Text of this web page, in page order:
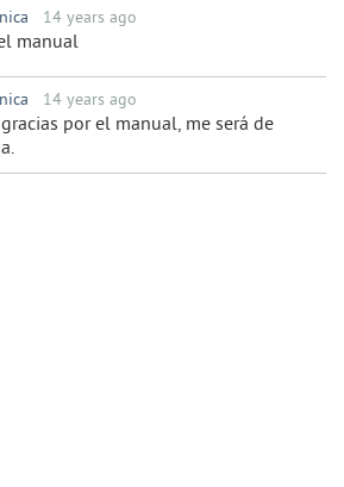
14 years ago
manual
14 years ago
por el manual, me será de